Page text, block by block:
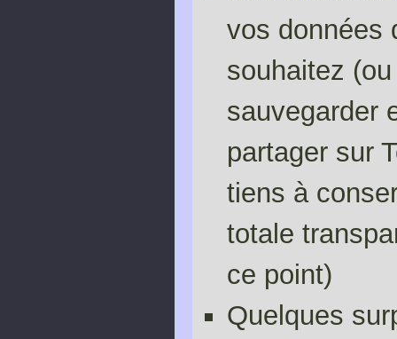
vos données
souhaitez
sauvegarder
partager sur
tiens à
totale
ce point)
Quelques